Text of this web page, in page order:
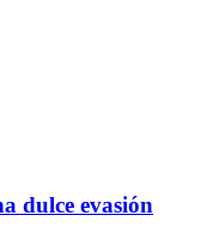
dulce evasión